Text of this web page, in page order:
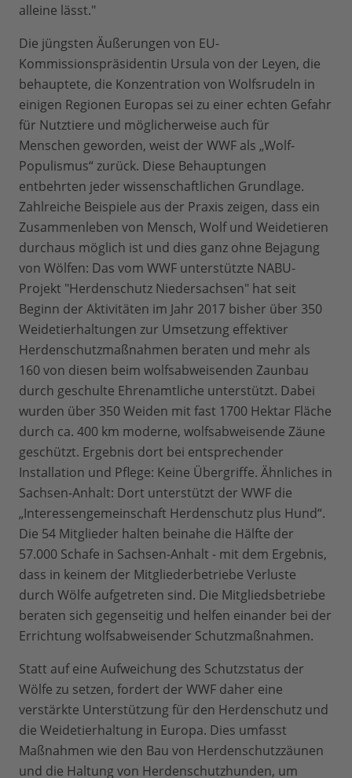
alleine lässt."
Die jüngsten Äußerungen von EU-
Kommissionspräsidentin Ursula von der Leyen, die
behauptete, die Konzentration von Wolfsrudeln in
einigen Regionen Europas sei zu einer echten Gefahr
für Nutztiere und möglicherweise auch für
Menschen geworden, weist der WWF als „Wolf-
Populismus“ zurück. Diese Behauptungen
entbehrten jeder wissenschaftlichen Grundlage.
Zahlreiche Beispiele aus der Praxis zeigen, dass ein
Zusammenleben von Mensch, Wolf und Weidetieren
durchaus möglich ist und dies ganz ohne Bejagung
von Wölfen: Das vom WWF unterstützte NABU-
Projekt "Herdenschutz Niedersachsen" hat seit
Beginn der Aktivitäten im Jahr 2017 bisher über 350
Weidetierhaltungen zur Umsetzung effektiver
Herdenschutzmaßnahmen beraten und mehr als
160 von diesen beim wolfsabweisenden Zaunbau
durch geschulte Ehrenamtliche unterstützt. Dabei
wurden über 350 Weiden mit fast 1700 Hektar Fläche
durch ca. 400 km moderne, wolfsabweisende Zäune
geschützt. Ergebnis dort bei entsprechender
Installation und Pflege: Keine Übergriffe. Ähnliches in
Sachsen-Anhalt: Dort unterstützt der WWF die
„Interessengemeinschaft Herdenschutz plus Hund“.
Die 54 Mitglieder halten beinahe die Hälfte der
57.000 Schafe in Sachsen-Anhalt - mit dem Ergebnis,
dass in keinem der Mitgliederbetriebe Verluste
durch Wölfe aufgetreten sind. Die Mitgliedsbetriebe
beraten sich gegenseitig und helfen einander bei der
Errichtung wolfsabweisender Schutzmaßnahmen.
Statt auf eine Aufweichung des Schutzstatus der
Wölfe zu setzen, fordert der WWF daher eine
verstärkte Unterstützung für den Herdenschutz und
die Weidetierhaltung in Europa. Dies umfasst
Maßnahmen wie den Bau von Herdenschutzzäunen
und die Haltung von Herdenschutzhunden, um